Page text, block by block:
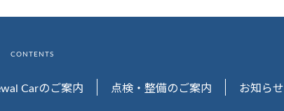
CONTENTS
Carのご案内 点検・整備のご案内 お知らせ